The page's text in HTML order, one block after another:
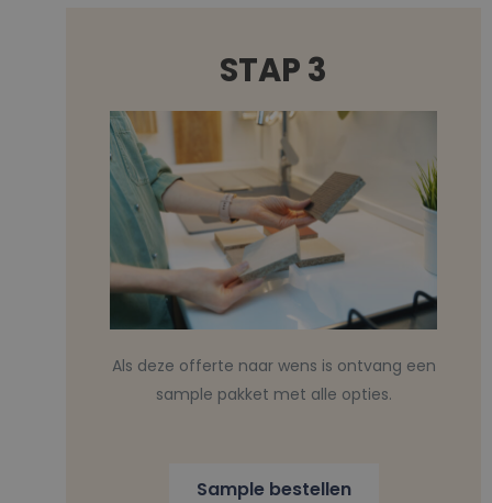
STAP 3
Als deze offerte naar wens is ontvang een
sample pakket met alle opties.
Sample bestellen